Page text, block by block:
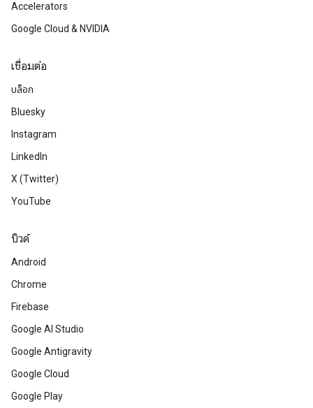
Accelerators
Google Cloud & NVIDIA
เชื่อมต่อ
บล็อก
Bluesky
Instagram
LinkedIn
X (Twitter)
YouTube
บิวด์
Android
Chrome
Firebase
Google AI Studio
Google Antigravity
Google Cloud
Google Play